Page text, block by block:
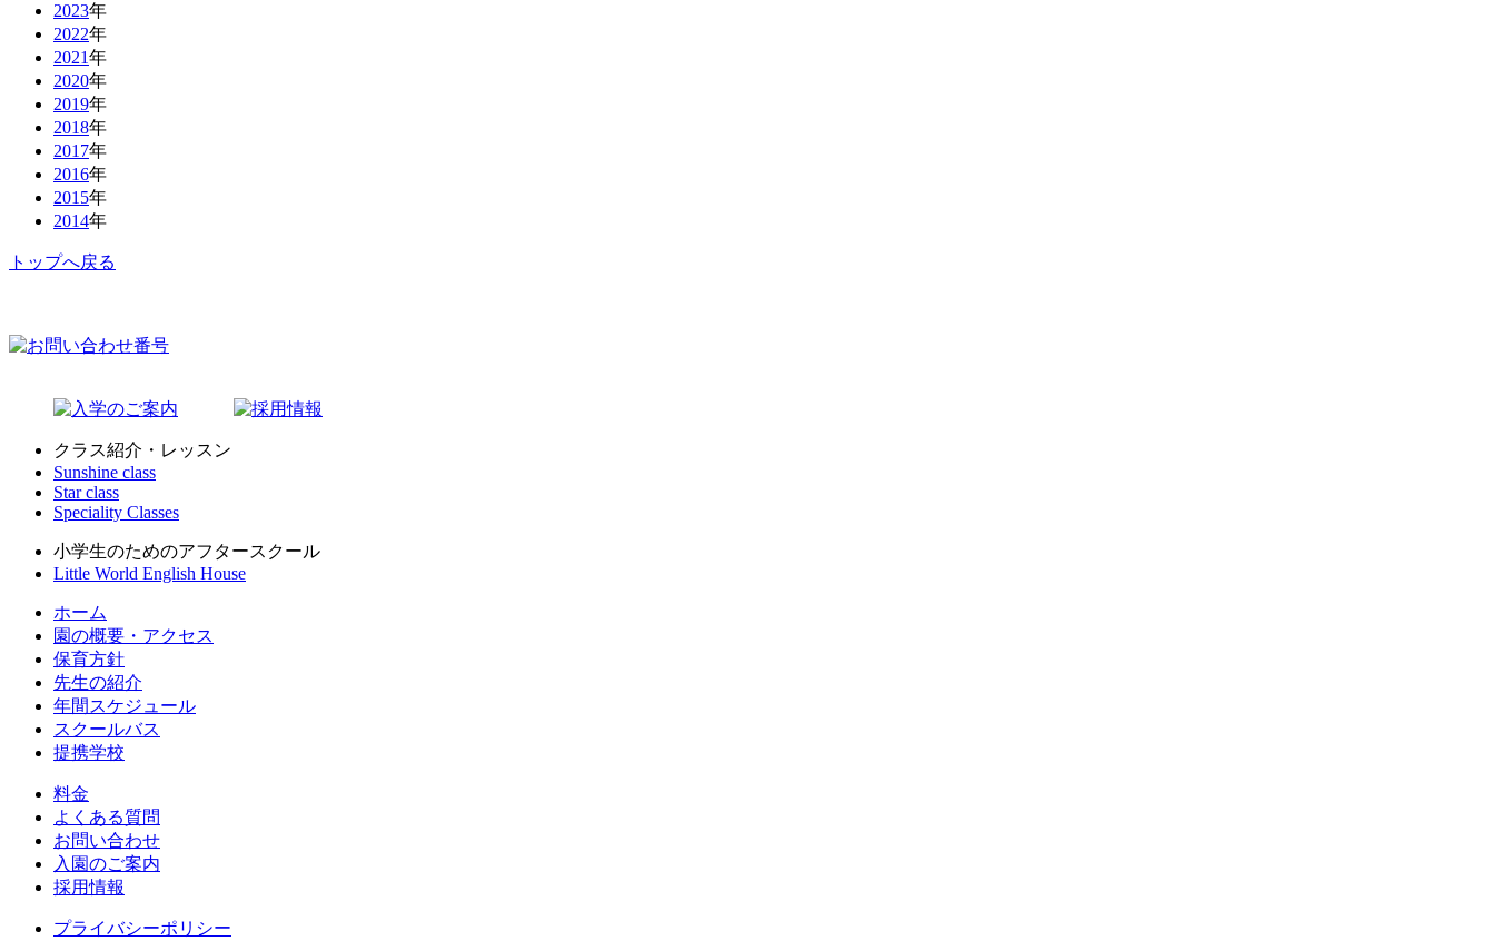
2023年
2022年
2021年
2020年
2019年
2018年
2017年
2016年
2015年
2014年
トップへ戻る
クラス紹介・レッスン
Sunshine class
Star class
Speciality Classes
小学生のためのアフタースクール
Little World English House
ホーム
園の概要・アクセス
保育方針
先生の紹介
年間スケジュール
スクールバス
提携学校
料金
よくある質問
お問い合わせ
入園のご案内
採用情報
プライバシーポリシー